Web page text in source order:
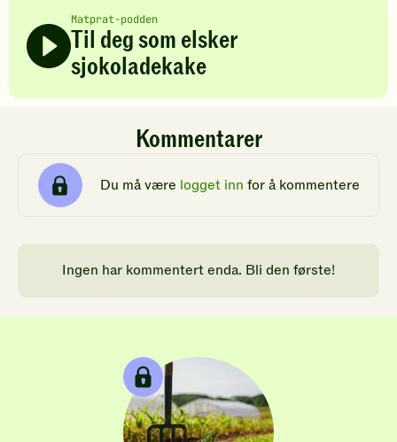
Matprat-podden
Til deg som elsker
sjokoladekake
Kommentarer
Du må være logget inn for å kommentere
Ingen har kommentert enda. Bli den første!